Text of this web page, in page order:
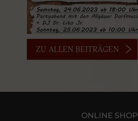
ZU ALLEN BEITRÄGEN
ONLINE SHOP